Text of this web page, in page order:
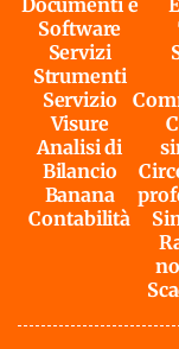
Documenti e
Software
Servizi
Strumenti
Servizio
Visure
Analisi di
Bilancio
Banana
Contabilità